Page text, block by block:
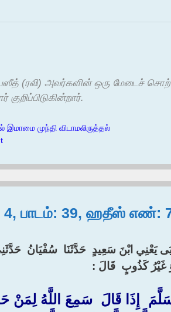
(ரலி) அவர்களின் ஒரு மேடைச்
குறிப்பிடுகின்றார்.
முந்தி விடாமலிருத்தல்
4, பாடம்: 39, ஹதீஸ் எண்:
يَعْنِي ابْنَ سَعِيدٍ ‏ ‏حَدَّثَنَا ‏ ‏سُفْيَانُ
غَيْرُ كَذُوبٍ ‏ ‏قَالَ :‏‏
‏إِذَا قَالَ ‏ ‏سَمِعَ اللَّهُ لِمَنْ